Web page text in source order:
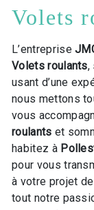
Volets
L’entreprise
Volets roulants,
usant d’une
nous mettons
vous
roulants et
habitez à
pour vous
à votre projet de
tout notre